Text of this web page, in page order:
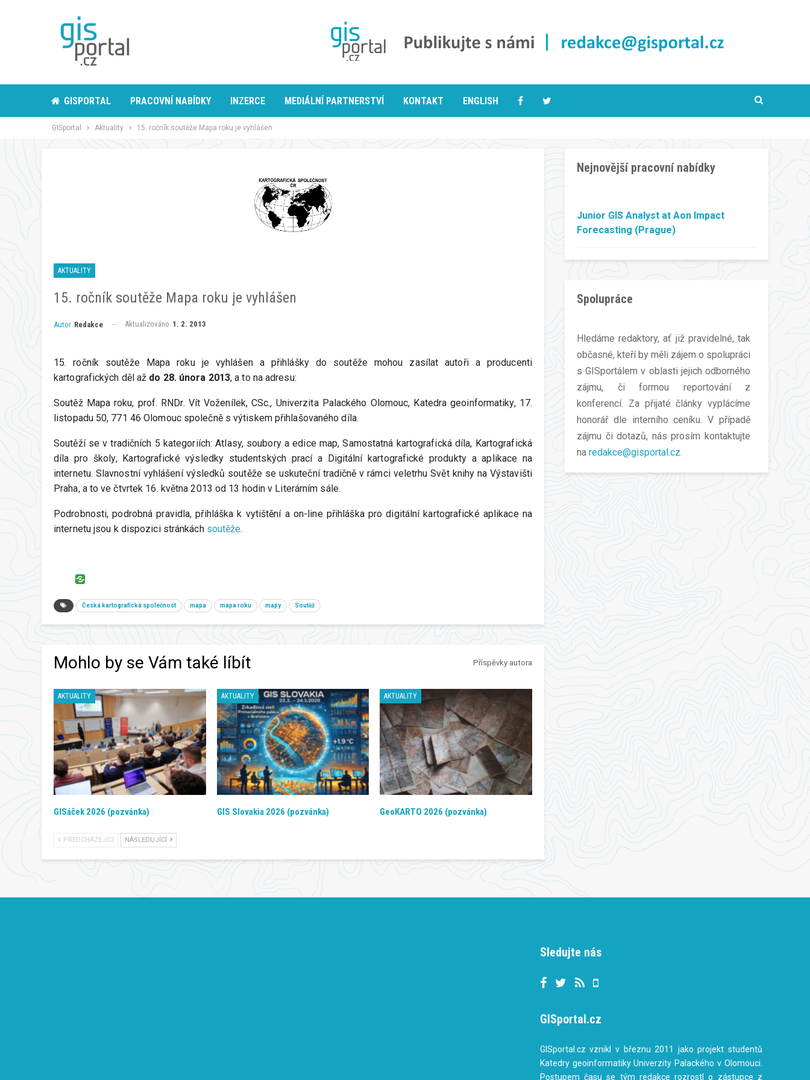
GISPORTAL PRACOVNÍ NABÍDKY INZERCE MEDIÁLNÍ PARTNERSTVÍ KONTAKT ENGLISH
GISportal Aktuality 15. ročník soutěže Mapa roku je vyhlášen
AKTUALITY
15. ročník soutěže Mapa roku je vyhlášen
Autor Redakce Aktualizováno 1. 2. 2013
15. ročník soutěže Mapa roku je vyhlášen a přihlášky do soutěže mohou zasílat autoři a producenti
kartografických děl až do 28. února 2013, a to na adresu:
Soutěž Mapa roku, prof. RNDr. Vít Voženílek, CSc., Univerzita Palackého Olomouc, Katedra geoinformatiky, 17.
listopadu 50, 771 46 Olomouc společně s výtiskem přihlašovaného díla.
Soutěží se v tradičních 5 kategoriích: Atlasy, soubory a edice map, Samostatná kartografická díla, Kartografická
díla pro školy, Kartografické výsledky studentských prací a Digitální kartografické produkty a aplikace na
internetu. Slavnostní vyhlášení výsledků soutěže se uskuteční tradičně v rámci veletrhu Svět knihy na Výstavišti
Praha, a to ve čtvrtek 16. května 2013 od 13 hodin v Literárním sále.
Podrobnosti, podrobná pravidla, přihláška k vytištění a on-line přihláška pro digitální kartografické aplikace na
internetu jsou k dispozici stránkách soutěže.
Česká kartografická společnost mapa mapa roku mapy Soutěž
Mohlo by se Vám také líbít Příspěvky autora
AKTUALITY
GISáček 2026 (pozvánka)
AKTUALITY
GIS Slovakia 2026 (pozvánka)
AKTUALITY
GeoKARTO 2026 (pozvánka)
PŘEDCHÁZEJÍCÍ NÁSLEDUJÍCÍ
Nejnovější pracovní nabídky
Junior GIS Analyst at Aon Impact
Forecasting (Prague)
Spolupráce
Hledáme redaktory, ať již pravidelné, tak
občasné, kteří by měli zájem o spolupráci
s GISportálem v oblasti jejich odborného
zájmu, či formou reportování z
konferencí. Za přijaté články vyplácíme
honorář dle interního ceníku. V případě
zájmu či dotazů, nás prosím kontaktujte
na redakce@gisportal.cz.
Sledujte nás
GISportal.cz
GISportal.cz vznikl v březnu 2011 jako projekt studentů
Katedry geoinformatiky Univerzity Palackého v Olomouci.
Postupem času se tým redakce rozrostl o zástupce z